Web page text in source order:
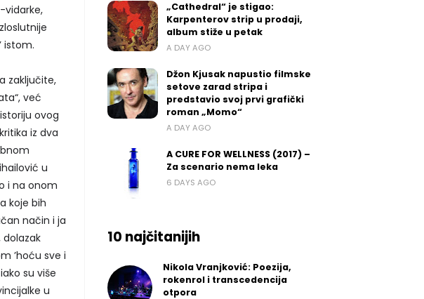
vidarke,
istom.
zaključite,
već
ovog
iz dva
u
i na onom
koje bih
način i ja
dolazak
’hoću sve i
su više
u
„Cathedral“ je stigao:
Karpenterov strip u prodaji,
album stiže u petak
A DAY AGO
Džon Kjusak napustio filmske
setove zarad stripa i
predstavio svoj prvi grafički
roman „Momo“
A DAY AGO
A CURE FOR WELLNESS (2017) –
Za scenario nema leka
6 DAYS AGO
10 najčitanijih
Nikola Vranjković: Poezija,
rokenrol i transcedencija
otpora